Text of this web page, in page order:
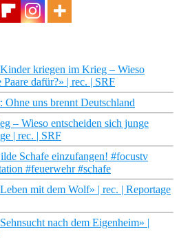
kriegen im Krieg – Wieso
dafür?» | rec. | SRF
uns brennt Deutschland
– Wieso entscheiden sich junge
| rec. | SRF
Schafe einzufangen! #focustv
#feuerwehr #schafe
mit dem Wolf» | rec. | Reportage
nach dem Eigenheim» |